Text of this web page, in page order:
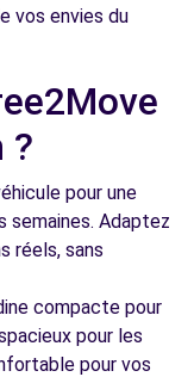
vos envies du
?
pour une
semaines. Adaptez
réels, sans
compacte pour
pour les
pour vos